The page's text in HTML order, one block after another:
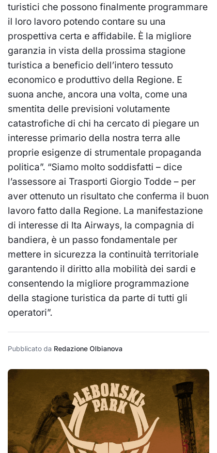
turistici che possono finalmente programmare
il loro lavoro potendo contare su una
prospettiva certa e affidabile. È la migliore
garanzia in vista della prossima stagione
turistica a beneficio dell’intero tessuto
economico e produttivo della Regione. E
suona anche, ancora una volta, come una
smentita delle previsioni volutamente
catastrofiche di chi ha cercato di piegare un
interesse primario della nostra terra alle
proprie esigenze di strumentale propaganda
politica”. “Siamo molto soddisfatti – dice
l’assessore ai Trasporti Giorgio Todde – per
aver ottenuto un risultato che conferma il buon
lavoro fatto dalla Regione. La manifestazione
di interesse di Ita Airways, la compagnia di
bandiera, è un passo fondamentale per
mettere in sicurezza la continuità territoriale
garantendo il diritto alla mobilità dei sardi e
consentendo la migliore programmazione
della stagione turistica da parte di tutti gli
operatori”.
Pubblicato da Redazione Olbianova